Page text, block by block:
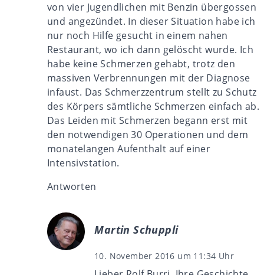
von vier Jugendlichen mit Benzin übergossen
und angezündet. In dieser Situation habe ich
nur noch Hilfe gesucht in einem nahen
Restaurant, wo ich dann gelöscht wurde. Ich
habe keine Schmerzen gehabt, trotz den
massiven Verbrennungen mit der Diagnose
infaust. Das Schmerzzentrum stellt zu Schutz
des Körpers sämtliche Schmerzen einfach ab.
Das Leiden mit Schmerzen begann erst mit
den notwendigen 30 Operationen und dem
monatelangen Aufenthalt auf einer
Intensivstation.
Antworten
Martin Schuppli
10. November 2016 um 11:34 Uhr